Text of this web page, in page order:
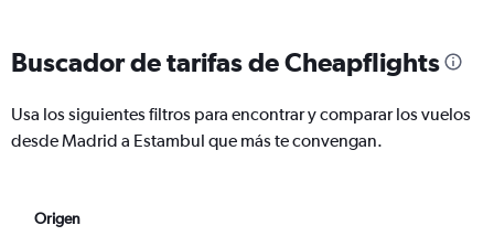
Buscador de tarifas de Cheapflights
Usa los siguientes filtros para encontrar y comparar los vuelos
desde Madrid a Estambul que más te convengan.
Origen